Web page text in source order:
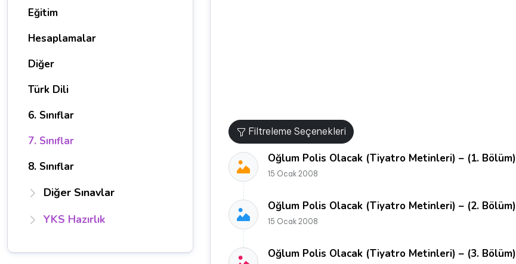
Eğitim
Hesaplamalar
Diğer
Türk Dili
6. Sınıflar
7. Sınıflar
8. Sınıflar
Diğer Sınavlar
YKS Hazırlık
Filtreleme Seçenekleri
Oğlum Polis Olacak (Tiyatro Metinleri) – (1. Bölüm)
15 Ocak 2008
Oğlum Polis Olacak (Tiyatro Metinleri) – (2. Bölüm)
15 Ocak 2008
Oğlum Polis Olacak (Tiyatro Metinleri) – (3. Bölüm)